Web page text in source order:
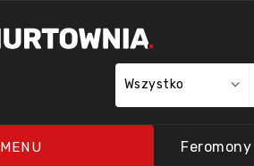
Wszystko
MENU Feromony